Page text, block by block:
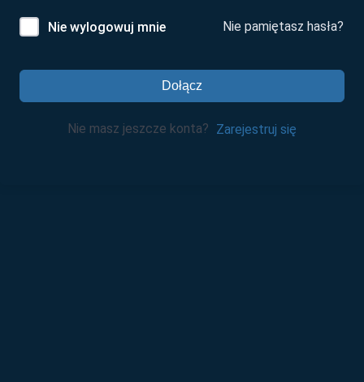
Nie wylogowuj mnie Nie pamiętasz hasła?
Dołącz
Nie masz jeszcze konta? Zarejestruj się